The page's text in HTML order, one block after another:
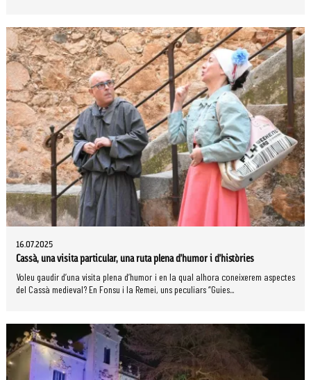
16.07.2025
Cassà, una visita particular, una ruta plena d’humor i d’històries
Voleu gaudir d’una visita plena d’humor i en la qual alhora coneixerem aspectes
del Cassà medieval? En Fonsu i la Remei, uns peculiars “Guies...